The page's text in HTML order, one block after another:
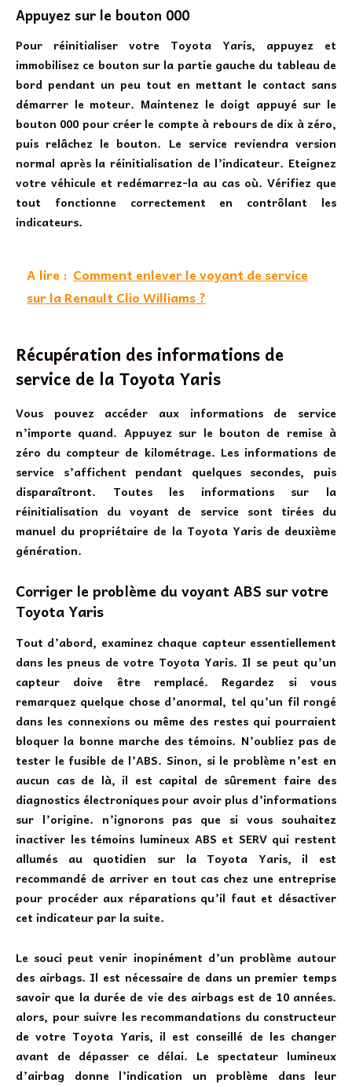
Appuyez sur le bouton 000
Pour réinitialiser votre Toyota Yaris, appuyez et
immobilisez ce bouton sur la partie gauche du tableau de
bord pendant un peu tout en mettant le contact sans
démarrer le moteur. Maintenez le doigt appuyé sur le
bouton 000 pour créer le compte à rebours de dix à zéro,
puis relâchez le bouton. Le service reviendra version
normal après la réinitialisation de l’indicateur. Eteignez
votre véhicule et redémarrez-la au cas où. Vérifiez que
tout fonctionne correctement en contrôlant les
indicateurs.
A lire : Comment enlever le voyant de service
sur la Renault Clio Williams ?
Récupération des informations de
service de la Toyota Yaris
Vous pouvez accéder aux informations de service
n’importe quand. Appuyez sur le bouton de remise à
zéro du compteur de kilométrage. Les informations de
service s’affichent pendant quelques secondes, puis
disparaîtront. Toutes les informations sur la
réinitialisation du voyant de service sont tirées du
manuel du propriétaire de la Toyota Yaris de deuxième
génération.
Corriger le problème du voyant ABS sur votre
Toyota Yaris
Tout d’abord, examinez chaque capteur essentiellement
dans les pneus de votre Toyota Yaris. Il se peut qu’un
capteur doive être remplacé. Regardez si vous
remarquez quelque chose d’anormal, tel qu’un fil rongé
dans les connexions ou même des restes qui pourraient
bloquer la bonne marche des témoins. N’oubliez pas de
tester le fusible de l’ABS. Sinon, si le problème n’est en
aucun cas de là, il est capital de sûrement faire des
diagnostics électroniques pour avoir plus d’informations
sur l’origine. n’ignorons pas que si vous souhaitez
inactiver les témoins lumineux ABS et SERVqui restent
allumés au quotidien sur la Toyota Yaris, il est
recommandé de arriver en tout cas chez une entreprise
pour procéder aux réparations qu’il faut et désactiver
cet indicateur par la suite.
Le souci peut venir inopinément d’un problème autour
des airbags. Il est nécessaire de dans un premier temps
savoir que la durée de vie des airbags est de 10 années.
alors, pour suivre les recommandations du constructeur
de votre Toyota Yaris, il est conseillé de les changer
avant de dépasser ce délai. Le spectateur lumineux
d’airbag donne l’indication un problème dans leur